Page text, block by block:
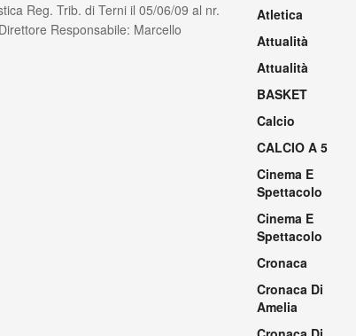
Reg. Trib. di Terni il 05/06/09 al nr.
Responsabile: Marcello
Atletica
Attualità
Attualità
BASKET
Calcio
CALCIO A 5
Cinema E
Spettacolo
Cinema E
Spettacolo
Cronaca
Cronaca Di
Amelia